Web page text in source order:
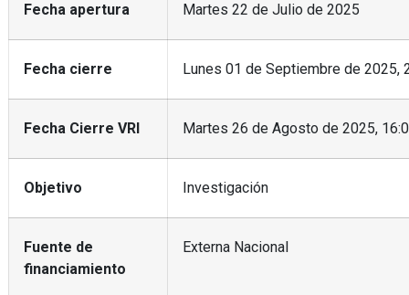
Fecha apertura Martes 22 de Julio de 2025
Fecha cierre Lunes 01 de Septiembre de 2025,
Fecha Cierre VRI Martes 26 de Agosto de 2025,
Objetivo Investigación
Fuente de
financiamiento
Externa Nacional